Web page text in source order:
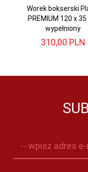
Worek bokserski
PREMIUM 120 x
wypełniony
310,00 PLN
-- wpisz adres